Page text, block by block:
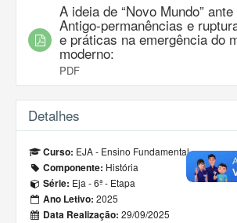
A ideia de “Novo Mundo”
Antigo-permanências e
e práticas na emergência do
moderno:
PDF
Detalhes
Curso: EJA - Ensino Fundamental
Componente: História
Série: Eja - 6ª - Etapa
Ano Letivo: 2025
Data Realização: 29/09/2025